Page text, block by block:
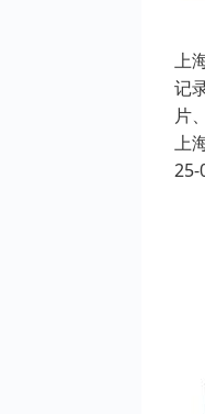
上
记
片
上
25-